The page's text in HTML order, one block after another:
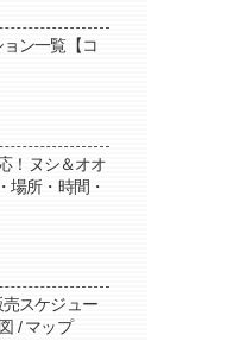
ョン一覧【コ
！ヌシ＆オオ
場所・時間・
売スケジュー
/ マップ